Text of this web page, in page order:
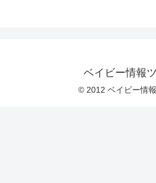
ベイビー情報
© 2012 ベイビー情